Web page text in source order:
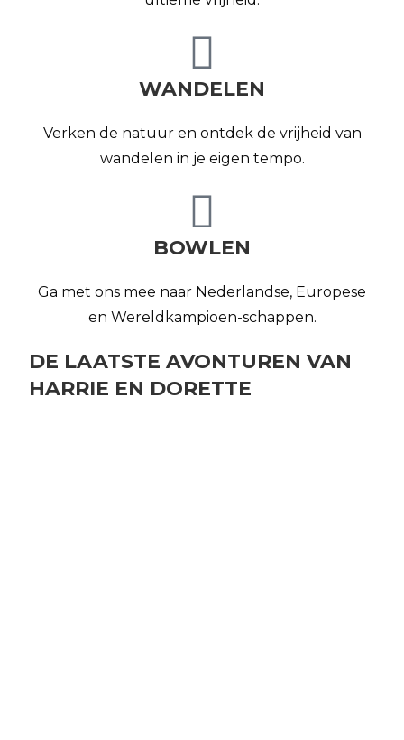
WANDELEN
Verken de natuur en ontdek de vrijheid van
wandelen in je eigen tempo.
BOWLEN
Ga met ons mee naar Nederlandse, Europese
en Wereldkampioen-schappen.
DE LAATSTE AVONTUREN VAN
HARRIE EN DORETTE